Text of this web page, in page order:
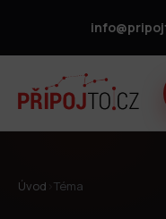
Úvod Téma